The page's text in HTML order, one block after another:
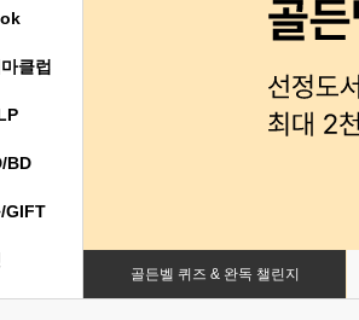
골든벨 퀴즈 & 완독 챌린지
클럽
BD
GIFT